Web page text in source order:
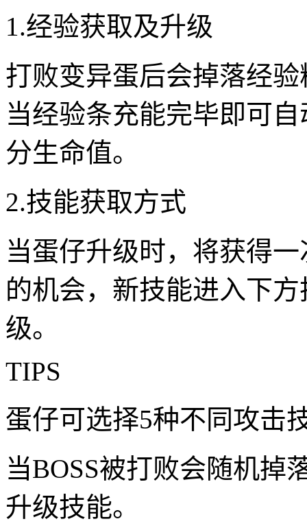
1.经验获取及升级
打败变异蛋后会掉落经
当经验条充能完毕即可
分生命值。
2.技能获取方式
当蛋仔升级时，将获得
的机会，新技能进入下
级。
TIPS
蛋仔可选择5种不同攻击
当BOSS被打败会随机掉
升级技能。